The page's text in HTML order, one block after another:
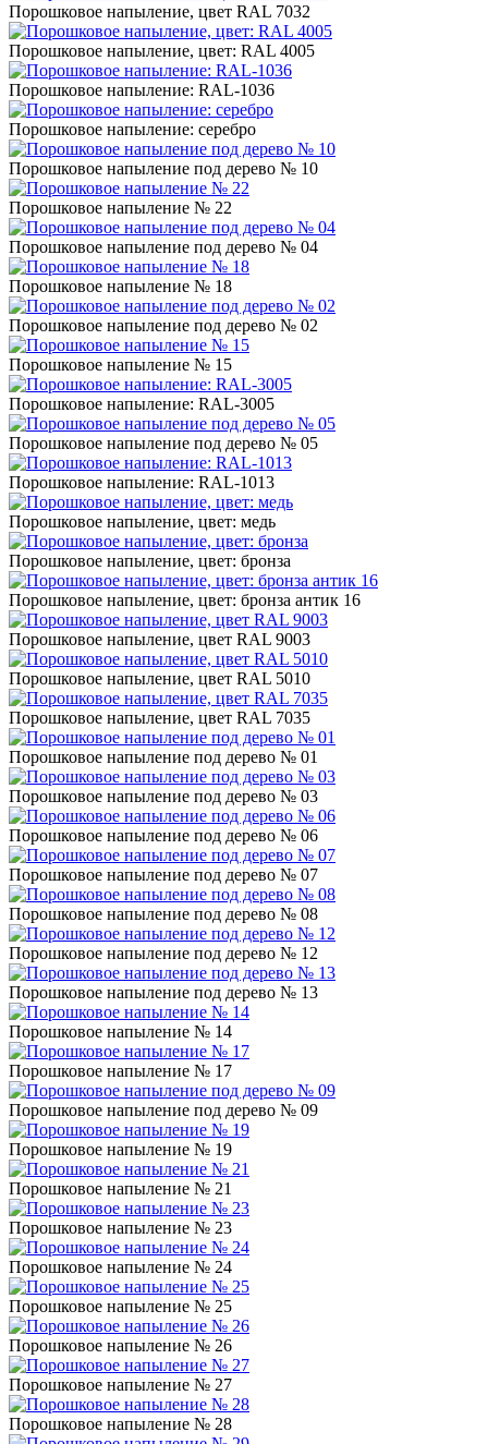
Порошковое напыление, цвет RAL 7032
Порошковое напыление, цвет: RAL 4005
Порошковое напыление: RAL-1036
Порошковое напыление: серебро
Порошковое напыление под дерево № 10
Порошковое напыление № 22
Порошковое напыление под дерево № 04
Порошковое напыление № 18
Порошковое напыление под дерево № 02
Порошковое напыление № 15
Порошковое напыление: RAL-3005
Порошковое напыление под дерево № 05
Порошковое напыление: RAL-1013
Порошковое напыление, цвет: медь
Порошковое напыление, цвет: бронза
Порошковое напыление, цвет: бронза антик 16
Порошковое напыление, цвет RAL 9003
Порошковое напыление, цвет RAL 5010
Порошковое напыление, цвет RAL 7035
Порошковое напыление под дерево № 01
Порошковое напыление под дерево № 03
Порошковое напыление под дерево № 06
Порошковое напыление под дерево № 07
Порошковое напыление под дерево № 08
Порошковое напыление под дерево № 12
Порошковое напыление под дерево № 13
Порошковое напыление № 14
Порошковое напыление № 17
Порошковое напыление под дерево № 09
Порошковое напыление № 19
Порошковое напыление № 21
Порошковое напыление № 23
Порошковое напыление № 24
Порошковое напыление № 25
Порошковое напыление № 26
Порошковое напыление № 27
Порошковое напыление № 28